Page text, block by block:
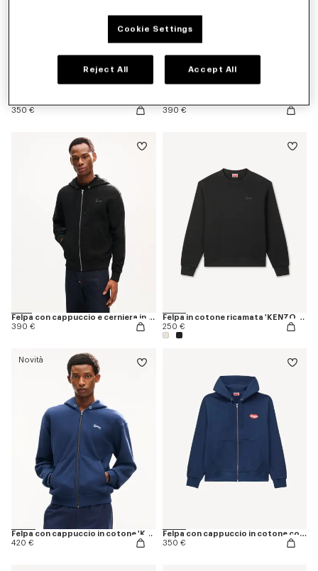
350 €
390 €
Felpa con cappuccio e cerniera in cotone ricamata 'KENZO Signature'
390 €
Felpa in cotone ricamata 'KENZO Signature'
250 €
Novità
Felpa con cappuccio in cotone 'KENZO Eiffel Tower Design'
420 €
Felpa con cappuccio in cotone con ricamo 'KENZO Loves'
350 €
Cookie Settings
Reject All Accept All